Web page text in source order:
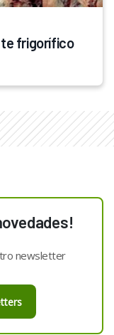
frigorífico
newsletter